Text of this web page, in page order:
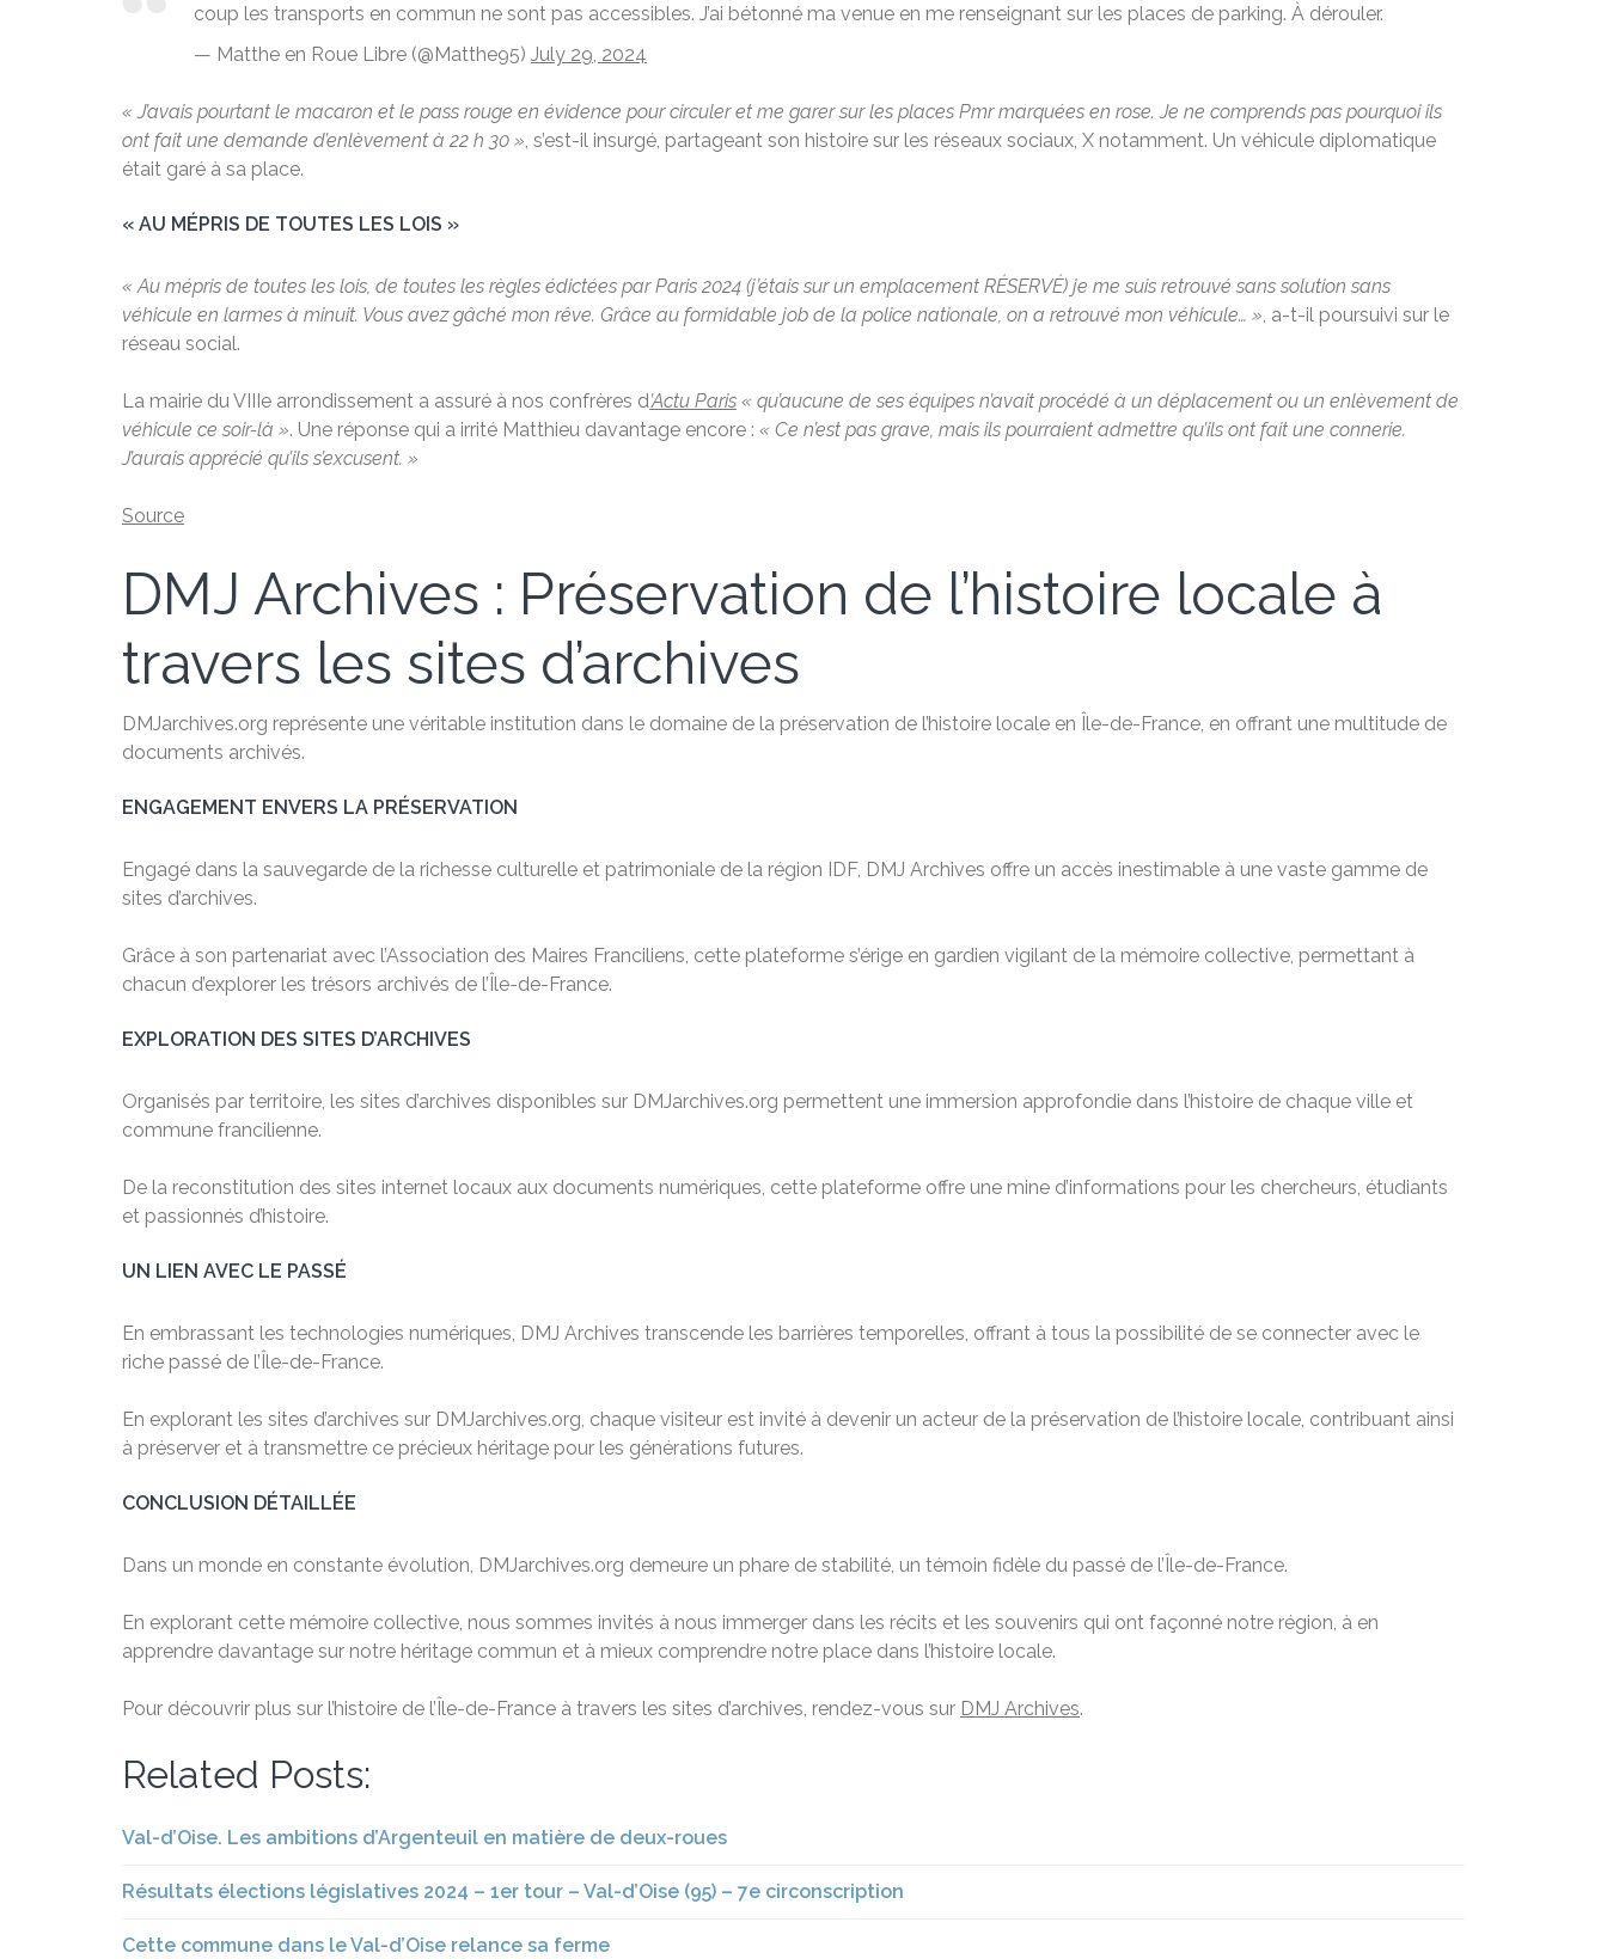
coup les transports en commun ne sont pas accessibles. J’ai bétonné ma venue en me renseignant sur les places de parking. À dérouler.
— Matthe en Roue Libre (@Matthe95) July 29, 2024
« J’avais pourtant le macaron et le pass rouge en évidence pour circuler et me garer sur les places Pmr marquées en rose. Je ne comprends pas pourquoi ils
ont fait une demande d’enlèvement à 22 h 30 », s’est-il insurgé, partageant son histoire sur les réseaux sociaux, X notamment. Un véhicule diplomatique
était garé à sa place.
« AU MÉPRIS DE TOUTES LES LOIS »
« Au mépris de toutes les lois, de toutes les règles édictées par Paris 2024 (j’étais sur un emplacement RÉSERVÉ) je me suis retrouvé sans solution sans
véhicule en larmes à minuit. Vous avez gâché mon rêve. Grâce au formidable job de la police nationale, on a retrouvé mon véhicule… », a-t-il poursuivi sur le
réseau social.
La mairie du VIIIe arrondissement a assuré à nos confrères d’Actu Paris « qu’aucune de ses équipes n’avait procédé à un déplacement ou un enlèvement de
véhicule ce soir-là ». Une réponse qui a irrité Matthieu davantage encore : « Ce n’est pas grave, mais ils pourraient admettre qu’ils ont fait une connerie.
J’aurais apprécié qu’ils s’excusent. »
Source
DMJ Archives : Préservation de l’histoire locale à
travers les sites d’archives
DMJarchives.org représente une véritable institution dans le domaine de la préservation de l’histoire locale en Île-de-France, en offrant une multitude de
documents archivés.
ENGAGEMENT ENVERS LA PRÉSERVATION
Engagé dans la sauvegarde de la richesse culturelle et patrimoniale de la région IDF, DMJ Archives offre un accès inestimable à une vaste gamme de
sites d’archives.
Grâce à son partenariat avec l’Association des Maires Franciliens, cette plateforme s’érige en gardien vigilant de la mémoire collective, permettant à
chacun d’explorer les trésors archivés de l’Île-de-France.
EXPLORATION DES SITES D’ARCHIVES
Organisés par territoire, les sites d’archives disponibles sur DMJarchives.org permettent une immersion approfondie dans l’histoire de chaque ville et
commune francilienne.
De la reconstitution des sites internet locaux aux documents numériques, cette plateforme offre une mine d’informations pour les chercheurs, étudiants
et passionnés d’histoire.
UN LIEN AVEC LE PASSÉ
En embrassant les technologies numériques, DMJ Archives transcende les barrières temporelles, offrant à tous la possibilité de se connecter avec le
riche passé de l’Île-de-France.
En explorant les sites d’archives sur DMJarchives.org, chaque visiteur est invité à devenir un acteur de la préservation de l’histoire locale, contribuant ainsi
à préserver et à transmettre ce précieux héritage pour les générations futures.
CONCLUSION DÉTAILLÉE
Dans un monde en constante évolution, DMJarchives.org demeure un phare de stabilité, un témoin fidèle du passé de l’Île-de-France.
En explorant cette mémoire collective, nous sommes invités à nous immerger dans les récits et les souvenirs qui ont façonné notre région, à en
apprendre davantage sur notre héritage commun et à mieux comprendre notre place dans l’histoire locale.
Pour découvrir plus sur l’histoire de l’Île-de-France à travers les sites d’archives, rendez-vous sur DMJ Archives.
Related Posts:
Val-d’Oise. Les ambitions d’Argenteuil en matière de deux-roues
Résultats élections législatives 2024 – 1er tour – Val-d’Oise (95) – 7e circonscription
Cette commune dans le Val-d’Oise relance sa ferme